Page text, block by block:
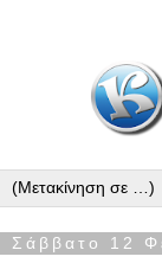
Σάββατο 12